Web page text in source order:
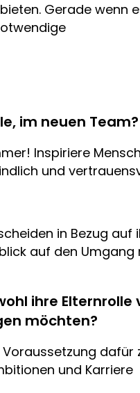
Gerade wenn
im neuen Team?
Inspiriere
und
in Bezug auf
auf den Umgang
ihre Elternrolle
möchten?
dafür
und Karriere